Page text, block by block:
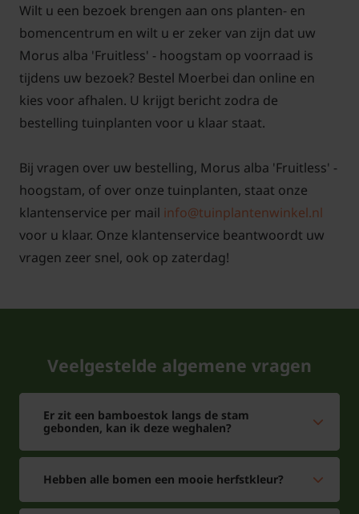
Wilt u een bezoek brengen aan ons planten- en
bomencentrum en wilt u er zeker van zijn dat uw
Morus alba 'Fruitless' - hoogstam op voorraad is
tijdens uw bezoek? Bestel Moerbei dan online en
kies voor afhalen. U krijgt bericht zodra de
bestelling tuinplanten voor u klaar staat.
Bij vragen over uw bestelling, Morus alba 'Fruitless' -
hoogstam, of over onze tuinplanten, staat onze
klantenservice per mail info@tuinplantenwinkel.nl
voor u klaar. Onze klantenservice beantwoordt uw
vragen zeer snel, ook op zaterdag!
Veelgestelde algemene vragen
Er zit een bamboestok langs de stam
gebonden, kan ik deze weghalen?
Hebben alle bomen een mooie herfstkleur?